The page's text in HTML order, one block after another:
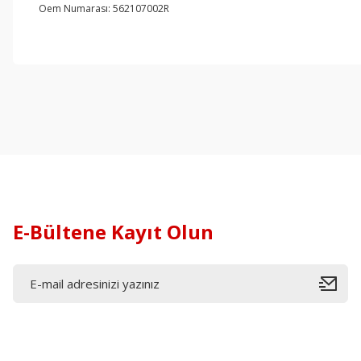
Oem Numarası: 562107002R
E-Bültene Kayıt Olun